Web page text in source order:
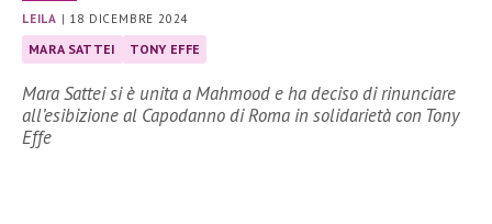
LEILA | 18 DICEMBRE 2024
MARA SATTEI TONY EFFE
Mara Sattei si è unita a Mahmood e ha deciso di rinunciare
all’esibizione al Capodanno di Roma in solidarietà con Tony
Effe